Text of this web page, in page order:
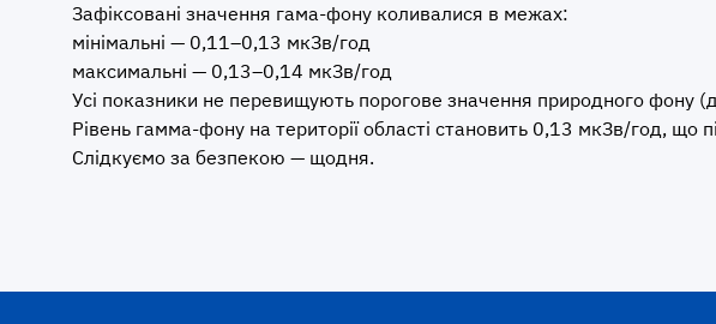
Зафіксовані значення гама-фону коливалися в межах:
мінімальні — 0,11–0,13 мкЗв/год
максимальні — 0,13–0,14 мкЗв/год
Усі показники не перевищують порогове значення природного фону
Рівень гамма-фону на території області становить 0,13 мкЗв/год, що
Слідкуємо за безпекою — щодня.